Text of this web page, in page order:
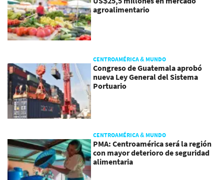
agroalimentario
CENTROAMÉRICA & MUNDO
Congreso de Guatemala aprobó
nueva Ley General del Sistema
Portuario
CENTROAMÉRICA & MUNDO
PMA: Centroamérica será la región
con mayor deterioro de seguridad
alimentaria